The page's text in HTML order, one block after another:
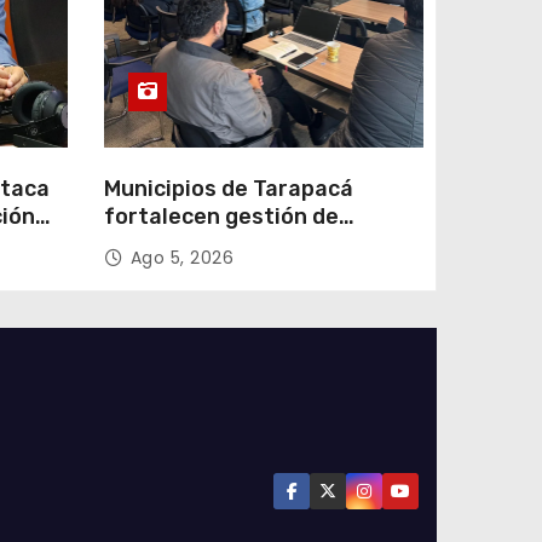
Municipios de Tarapacá
fortalecen gestión de
subsidios de agua potable en
jornada regional organizada
ANDESS
Ago 5, 2026